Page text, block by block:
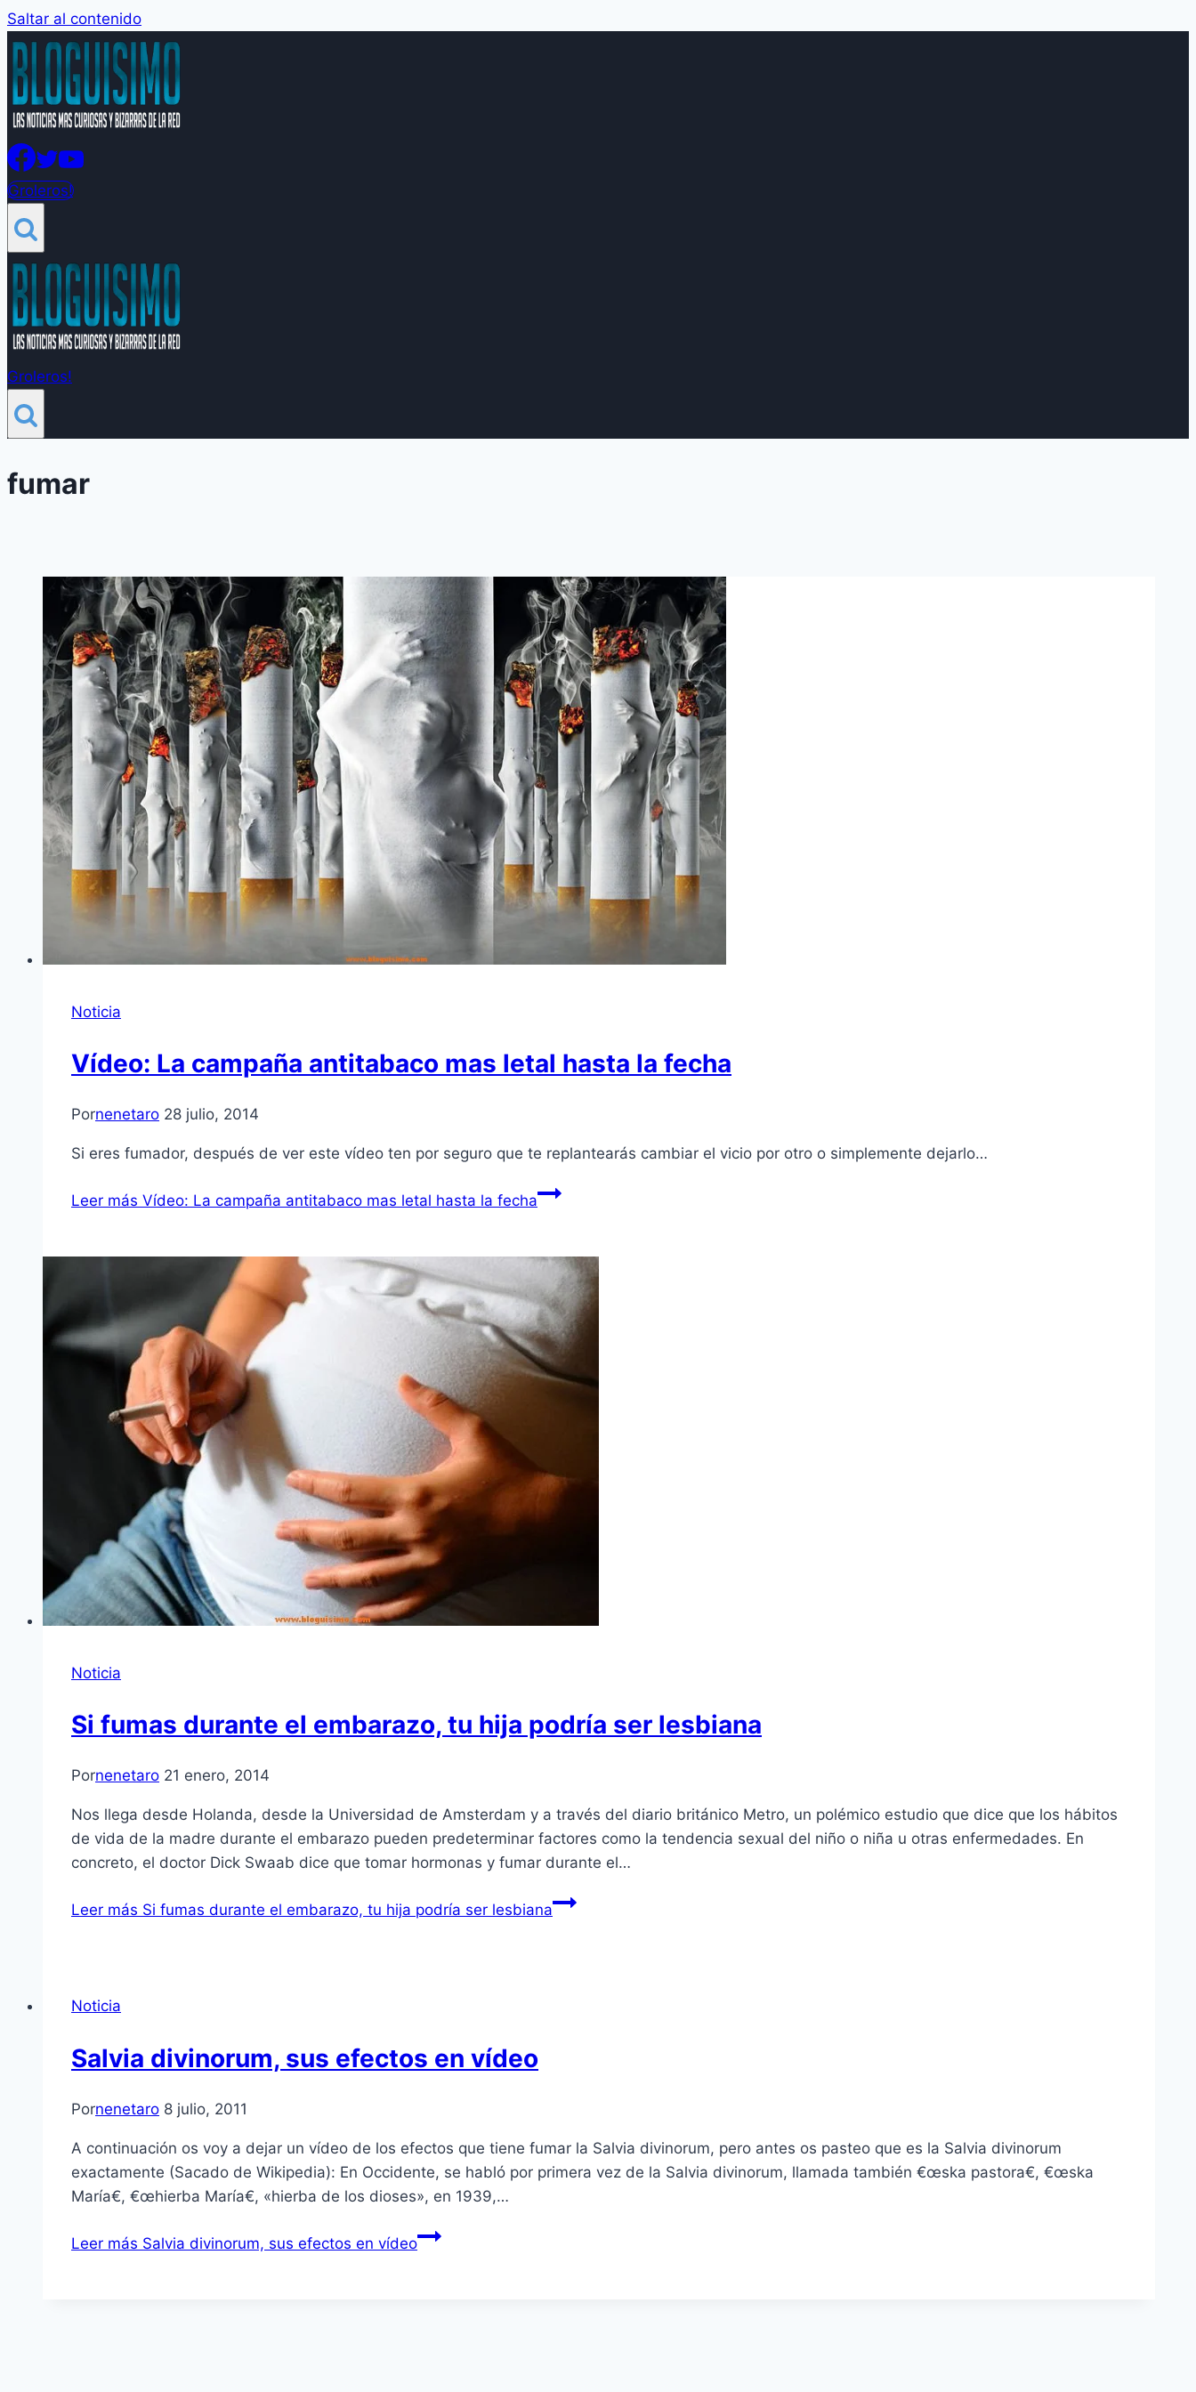
Saltar al contenido
Groleros!
Groleros!
fumar
Noticia
Vídeo: La campaña antitabaco mas letal hasta la fecha
Pornenetaro 28 julio, 2014
Si eres fumador, después de ver este vídeo ten por seguro que te replantearás cambiar el vicio por otro o simplemente dejarlo…
Leer más Vídeo: La campaña antitabaco mas letal hasta la fecha
Noticia
Si fumas durante el embarazo, tu hija podría ser lesbiana
Pornenetaro 21 enero, 2014
Nos llega desde Holanda, desde la Universidad de Amsterdam y a través del diario británico Metro, un polémico estudio que dice que los hábitos
de vida de la madre durante el embarazo pueden predeterminar factores como la tendencia sexual del niño o niña u otras enfermedades. En
concreto, el doctor Dick Swaab dice que tomar hormonas y fumar durante el…
Leer más Si fumas durante el embarazo, tu hija podría ser lesbiana
Noticia
Salvia divinorum, sus efectos en ví­deo
Pornenetaro 8 julio, 2011
A continuación os voy a dejar un ví­deo de los efectos que tiene fumar la Salvia divinorum, pero antes os pasteo que es la Salvia divinorum
exactamente (Sacado de Wikipedia): En Occidente, se habló por primera vez de la Salvia divinorum, llamada también €œska pastora€, €œska
Marí­a€, €œhierba Marí­a€, «hierba de los dioses», en 1939,…
Leer más Salvia divinorum, sus efectos en ví­deo